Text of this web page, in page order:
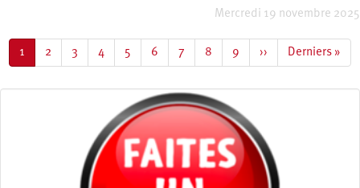
Mercredi 19 novembre 2025
Page
courante
1 Page
2 Page
3 Page
4 Page
5 Page
6 Page
7 Page
8 Page
9
Page
suivante
››
Dernière
page
Derniers »